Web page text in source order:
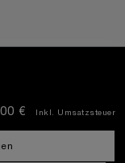
€ Inkl. Umsatzsteuer